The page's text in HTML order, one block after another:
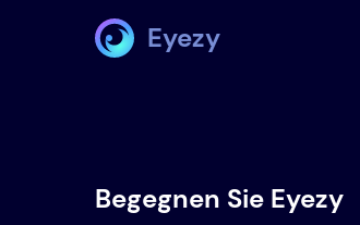
Eyezy
Begegnen Sie Eyezy